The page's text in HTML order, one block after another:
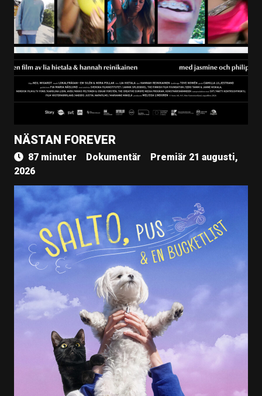
NÄSTAN FOREVER
87 minuter Dokumentär
Premiär 21 augusti,
2026